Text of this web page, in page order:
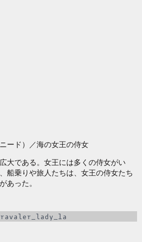
ード）／海の女王の侍女
大である。女王には多くの侍女がい
船乗りや旅人たちは、女王の侍女たち
あった。